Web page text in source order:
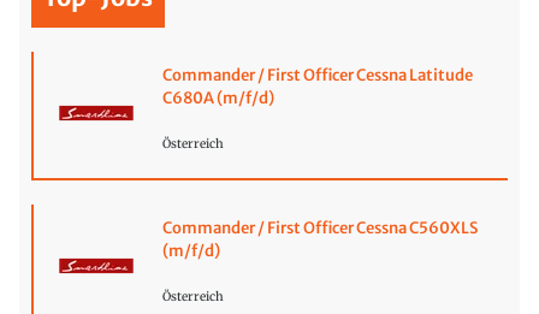
Commander / First Officer Cessna Latitude
C680A (m/f/d)
Österreich
Commander / First Officer Cessna C560XLS
(m/f/d)
Österreich